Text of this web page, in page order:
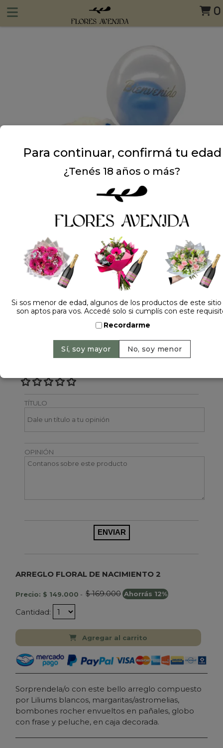
0
Dejá tu opinión
NOMBRE
TÍTULO
OPINIÓN
ARREGLO FLORAL DE NACIMIENTO 2
Precio: $ 149.000 - $ 169.000 Ahorrás 12%
Cantidad:
Agregar al carrito
Sorprendela/o con este bello arreglo compuesto
por Liliums blancos, margaritas/astromelias,
bombones rocher envueltos en pañales, globo
con frase y peluche, en caja decorada.
Para continuar, confirmá tu edad
¿Tenés 18 años o más?
Si sos menor de edad, algunos de los productos de este
son aptos para vos. Accedé solo si cumplís con este
Recordarme